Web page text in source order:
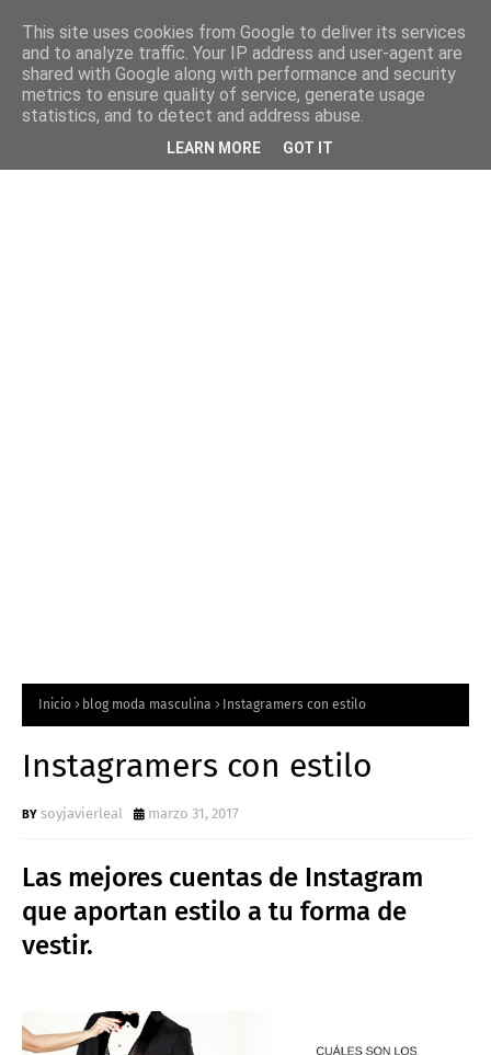
Inicio blog moda masculina Instagramers con estilo
Instagramers con estilo
soyjavierleal marzo 31, 2017
Las mejores cuentas de Instagram
que aportan estilo a tu forma de
vestir.
This site uses cookies from Google to deliver its services
and to analyze traffic. Your IP address and user-agent are
shared with Google along with performance and security
metrics to ensure quality of service, generate usage
statistics, and to detect and address abuse.
LEARN MORE GOT IT